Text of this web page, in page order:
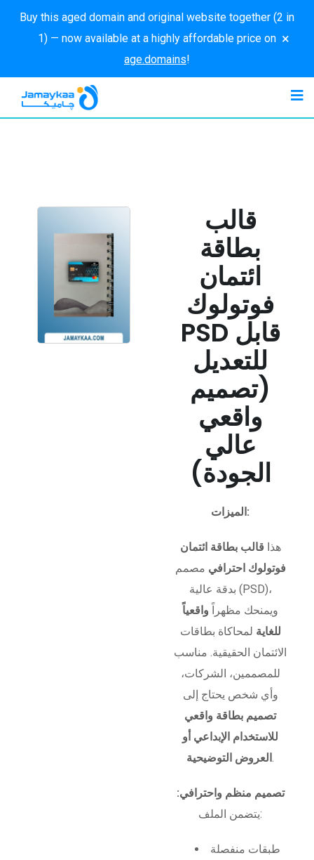
Buy this aged domain and original website together (2 in
1) — now available at a highly affordable price on
age.domains!
×
قالب
بطاقة
ائتمان
فوتولوك
PSD قابل
للتعديل
(تصميم
واقعي
عالي
الجودة)
الميزات:
هذا قالب بطاقة ائتمان
فوتولوك احترافي مصمم
بدقة عالية (PSD)،
ويمنحك مظهراً واقعياً
للغاية لمحاكاة بطاقات
الائتمان الحقيقية. مناسب
للمصممين، الشركات،
وأي شخص يحتاج إلى
تصميم بطاقة واقعي
للاستخدام الإبداعي أو
العروض التوضيحية .
تصميم منظم واحترافي:
يتضمن الملف:
طبقات منفصلة